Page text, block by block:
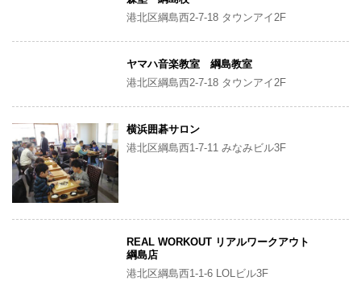
港北区綱島西2-7-18 タウンアイ2F
ヤマハ音楽教室 綱島教室
港北区綱島西2-7-18 タウンアイ2F
横浜囲碁サロン
港北区綱島西1-7-11 みなみビル3F
REAL WORKOUT リアルワークアウト
綱島店
港北区綱島西1-1-6 LOLビル3F